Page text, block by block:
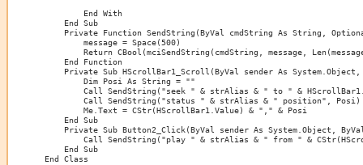
        End With
    End Sub
Private Function SendString(ByVal cmdString As String,
        message = Space(500)
Return CBool(mciSendString(cmdString, message,
    End Function
Private Sub HScrollBar1_Scroll(ByVal sender As
        Dim Posi As String = ""
Call SendString("seek " & strAlias & " to " &
        Call SendString("status " & strAlias & " position", Posi)
        Me.Text = CStr(HScrollBar1.Value) & "," & Posi
    End Sub
Private Sub Button2_Click(ByVal sender As System.Object,
Call SendString("play " & strAlias & " from " &
    End Sub
End Class